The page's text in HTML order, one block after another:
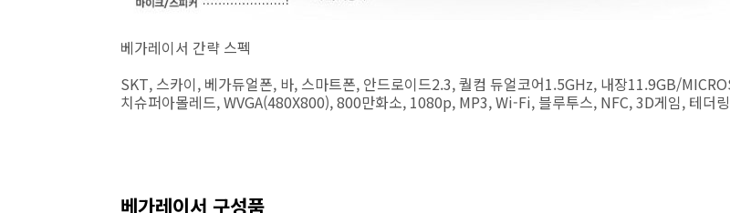
베가레이서 간략 스펙
SKT, 스카이, 베가듀얼폰, 바, 스마트폰, 안드로이드2.3, 퀄컴 듀얼코어1.5GHz, 내장11.9GB/
치슈퍼아몰레드, WVGA(480X800), 800만화소, 1080p, MP3, Wi-Fi, 블루투스, NFC, 3D게임, 테더
베가레이서 구성품